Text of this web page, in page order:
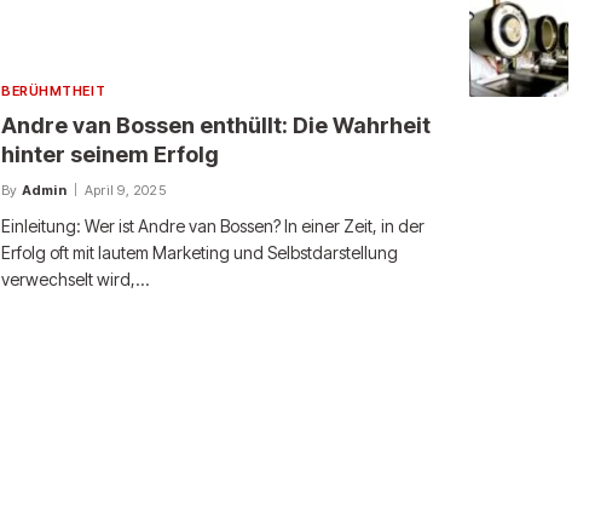
BERÜHMTHEIT
Andre van Bossen enthüllt: Die Wahrheit
hinter seinem Erfolg
By Admin April 9, 2025
Einleitung: Wer ist Andre van Bossen? In einer Zeit, in der
Erfolg oft mit lautem Marketing und Selbstdarstellung
verwechselt wird,…